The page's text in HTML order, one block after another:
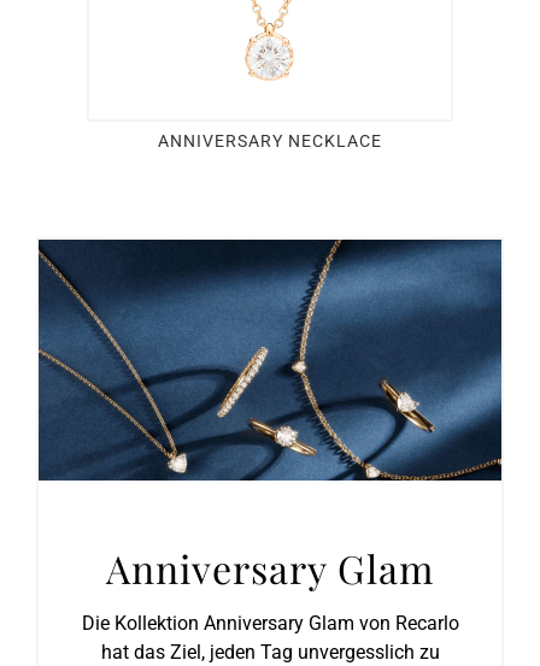
ANNIVERSARY NECKLACE
Anniversary Glam
Die Kollektion Anniversary Glam von Recarlo
hat das Ziel, jeden Tag unvergesslich zu